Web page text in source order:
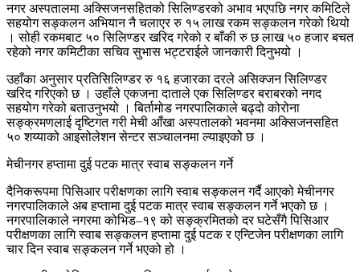
नगर अस्पतालमा अक्सिजनसहितको सिलिण्डरको अभाव भएपछि नगर कमिटिले
सहयोग सङ्कलन अभियान नै चलाएर रु १५ लाख रकम सङ्कलन गरेको थियो
। सोही रकमबाट ५० सिलिण्डर खरिद गरेको र बाँकी रु छ लाख ५० हजार बचत
रहेको नगर कमिटीका सचिव सुभास भट्टराईले जानकारी दिनुभयो ।
उहाँका अनुसार प्रतिसिलिण्डर रु १६ हजारका दरले असिक्जन सिलिण्डर
खरिद गरिएको छ । उहाँले एकजना दाताले एक सिलिण्डर बराबरको नगद
सहयोग गरेको बताउनुभयो । बिर्तामोड नगरपालिकाले बढ्दो कोरोना
सङ्क्रमणलाई दृष्टिगत गरी मेची आँखा अस्पतालको भवनमा अक्सिजनसहित
५० शय्याको आइसोलेशन सेन्टर सञ्चालनमा ल्याइएकोे छ ।
मेचीनगर हप्तामा दुई पटक मात्र स्वाब सङ्कलन गर्ने
दैनिकरूपमा पिसिआर परीक्षणका लागि स्वाब सङ्कलन गर्दै आएको मेचीनगर
नगरपालिकाले अब हप्तामा दुई पटक मात्र स्वाब सङ्कलन गर्ने भएको छ ।
नगरपालिकाले नगरमा कोभिड–१९ को सङ्क्रमितको दर घटेसँगै पिसिआर
परीक्षणका लागि स्वाब सङ्कलन हप्तामा दुई पटक र एन्टिजेन परीक्षणका लागि
चार दिन स्वाब सङ्कलन गर्ने भएको हो ।